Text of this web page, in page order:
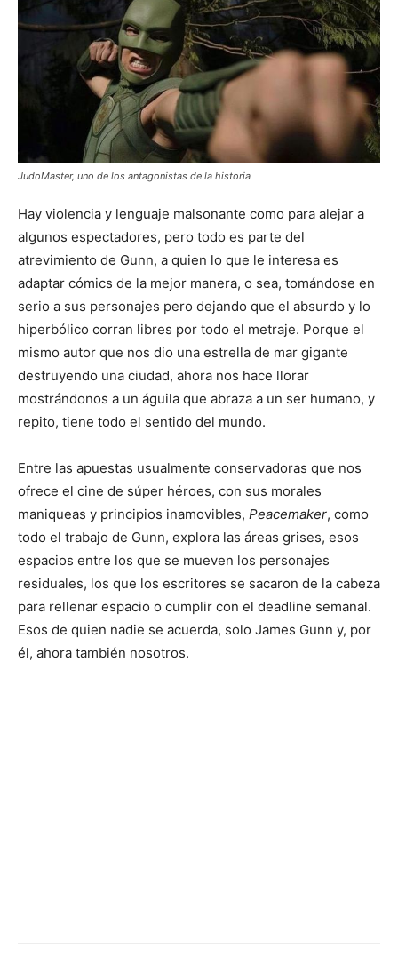
JudoMaster, uno de los antagonistas de la historia
Hay violencia y lenguaje malsonante como para alejar a
algunos espectadores, pero todo es parte del
atrevimiento de Gunn, a quien lo que le interesa es
adaptar cómics de la mejor manera, o sea, tomándose en
serio a sus personajes pero dejando que el absurdo y lo
hiperbólico corran libres por todo el metraje. Porque el
mismo autor que nos dio una estrella de mar gigante
destruyendo una ciudad, ahora nos hace llorar
mostrándonos a un águila que abraza a un ser humano, y
repito, tiene todo el sentido del mundo.
Entre las apuestas usualmente conservadoras que nos
ofrece el cine de súper héroes, con sus morales
maniqueas y principios inamovibles, Peacemaker, como
todo el trabajo de Gunn, explora las áreas grises, esos
espacios entre los que se mueven los personajes
residuales, los que los escritores se sacaron de la cabeza
para rellenar espacio o cumplir con el deadline semanal.
Esos de quien nadie se acuerda, solo James Gunn y, por
él, ahora también nosotros.